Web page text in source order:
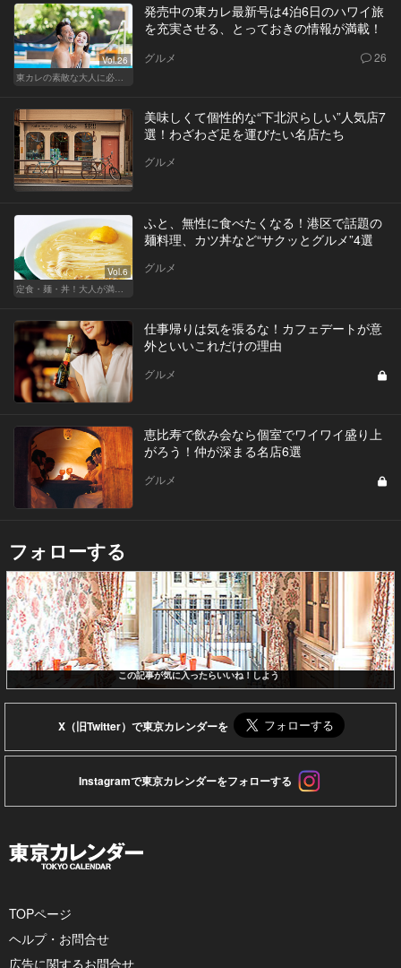
Vol.26
発売中の東カレ最新号は4泊6日のハワイ旅
を充実させる、とっておきの情報が満載！
グルメ 26
美味しくて個性的な“下北沢らしい”人気店7
選！わざわざ足を運びたい名店たち
グルメ
Vol.6
ふと、無性に食べたくなる！港区で話題の
麺料理、カツ丼など“サクッとグルメ”4選
グルメ
仕事帰りは気を張るな！カフェデートが意
外といいこれだけの理由
グルメ
恵比寿で飲み会なら個室でワイワイ盛り上
がろう！仲が深まる名店6選
グルメ
フォローする
この記事が気に入ったらいいね！しよう
X（旧Twitter）で東京カレンダーを
Instagramで東京カレンダーをフォローする
TOPページ
ヘルプ・お問合せ
広告に関するお問合せ